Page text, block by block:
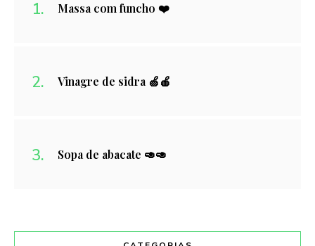
Massa com funcho ❤️
Vinagre de sidra 🍏🍎
Sopa de abacate 🥑🥑